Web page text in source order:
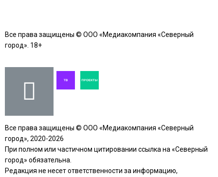
Все права защищены © ООО «Медиакомпания «Северный
город». 18+
Все права защищены © ООО «Медиакомпания «Северный
город», 2020-2026
При полном или частичном цитировании ссылка на «Северный
город» обязательна.
Редакция не несет ответственности за информацию,